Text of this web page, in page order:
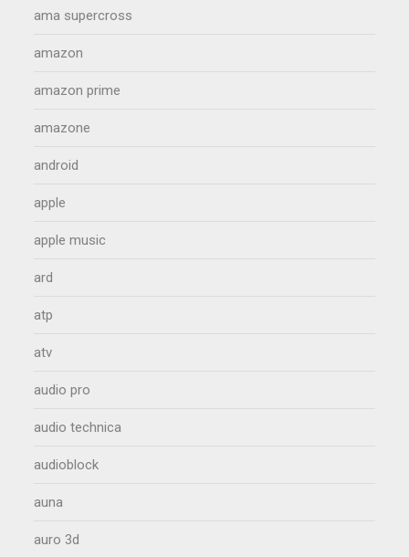
ama supercross
amazon
amazon prime
amazone
android
apple
apple music
ard
atp
atv
audio pro
audio technica
audioblock
auna
auro 3d